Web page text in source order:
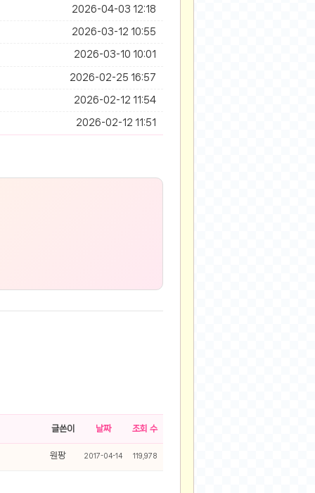
2026-04-03 12:18
2026-03-12 10:55
2026-03-10 10:01
2026-02-25 16:57
2026-02-12 11:54
2026-02-12 11:51
글쓴이 날짜 조회 수
원팡 2017-04-14 119,978